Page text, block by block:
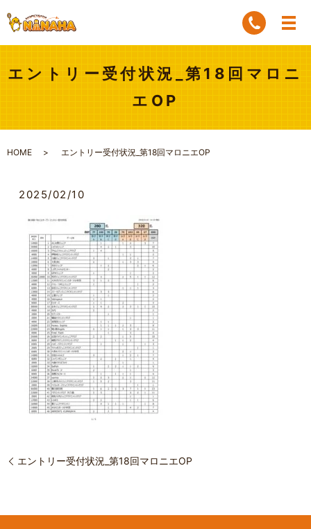
エントリー受付状況_第18回マロニ
エOP
HOME エントリー受付状況_第18回マロニエOP
2025/02/10
エントリー受付状況_第18回マロニエOP